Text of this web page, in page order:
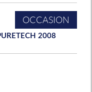
OCCASION
2008